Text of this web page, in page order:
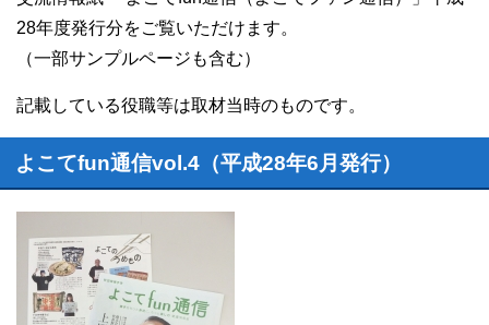
28年度発行分をご覧いただけます。
（一部サンプルページも含む）
記載している役職等は取材当時のものです。
よこてfun通信vol.4（平成28年6月発行）